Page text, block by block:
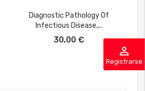
perm_identity
Registrarse
Diagnostic Pathology Of
Infectious Disease,...
30,00 €